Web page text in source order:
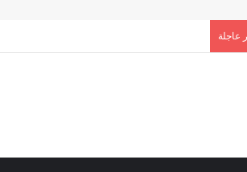
عاجلة